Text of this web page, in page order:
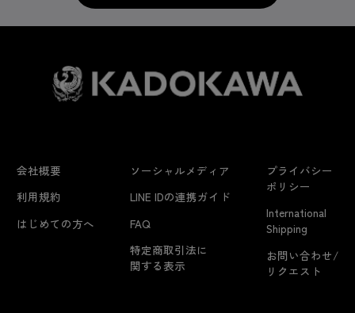
会社概要
利用規約
はじめての方へ
ソーシャルメディア
LINE IDの連携ガイド
FAQ
特定商取引法に
関する表示
プライバシー
ポリシー
International
Shipping
お問い合わせ/
リクエスト